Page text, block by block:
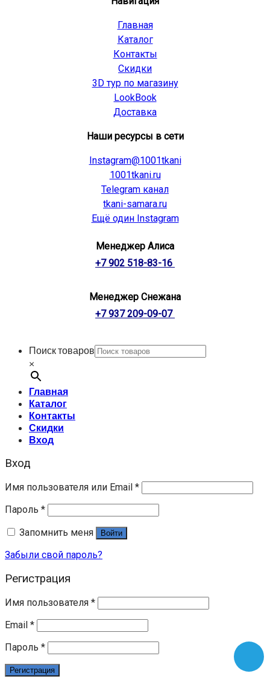
Главная
Каталог
Контакты
Скидки
3D тур по магазину
LookBook
Доставка
Наши ресурсы в сети
Instagram@1001tkani
1001tkani.ru
Telegram канал
tkani-samara.ru
Ещё один Instagram
Менеджер Алиса
+7 902 518-83-16
Менеджер Снежана
+7 937 209-09-07
Поиск товаров
×
Главная
Каталог
Контакты
Скидки
Вход
Вход
Имя пользователя или Email *
Пароль *
Запомнить меня
Войти
Забыли свой пароль?
Регистрация
Имя пользователя *
Email *
Пароль *
Регистрация